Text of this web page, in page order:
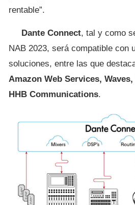
rentable”.
Dante Connect, tal y como
NAB 2023, será compatible con
soluciones, entre las que
Amazon Web Services,
HHB Communications.